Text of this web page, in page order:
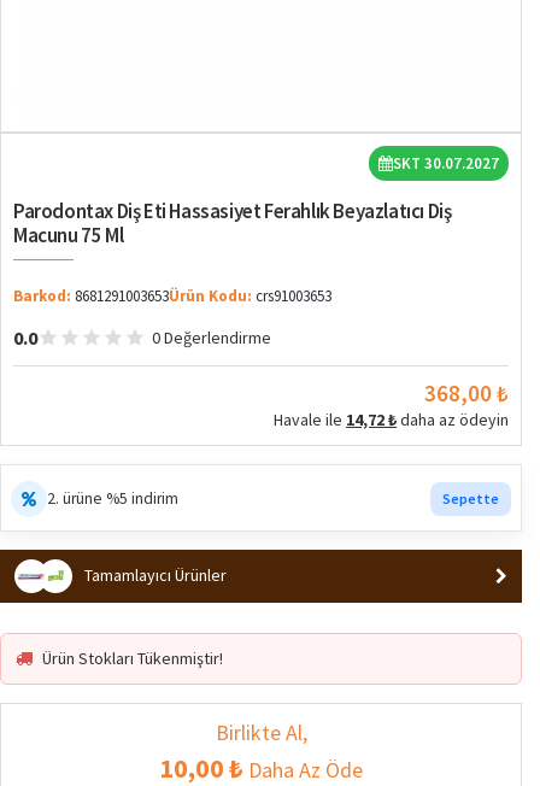
SKT 30.07.2027
Parodontax Diş Eti Hassasiyet Ferahlık Beyazlatıcı Diş
Macunu 75 Ml
Barkod: 8681291003653Ürün Kodu: crs91003653
0.0 0 Değerlendirme
368,00 ₺
Havale ile 14,72 ₺daha az ödeyin
2. ürüne %5 indirim Sepette
Tamamlayıcı Ürünler
Ürün Stokları Tükenmiştir!
Birlikte Al,
10,00 ₺ Daha Az Öde